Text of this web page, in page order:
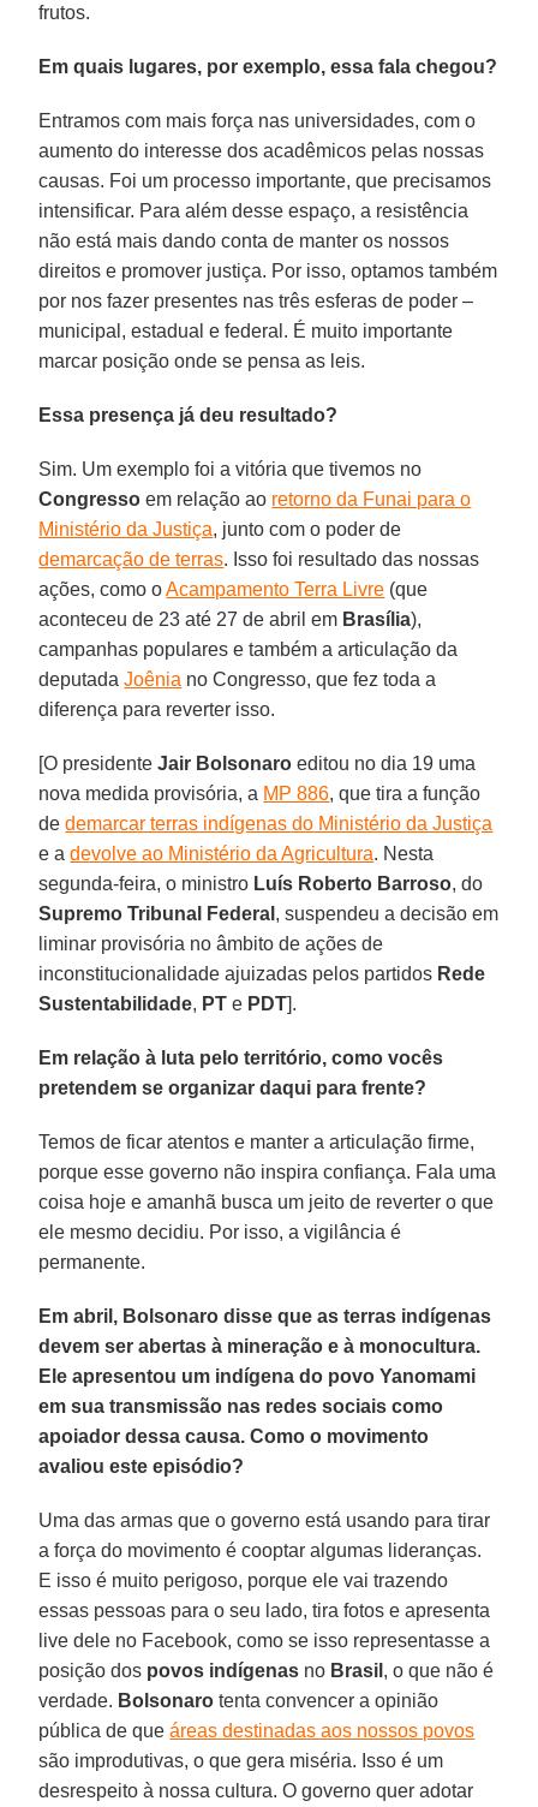
frutos.
Em quais lugares, por exemplo, essa fala chegou?
Entramos com mais força nas universidades, com o
aumento do interesse dos acadêmicos pelas nossas
causas. Foi um processo importante, que precisamos
intensificar. Para além desse espaço, a resistência
não está mais dando conta de manter os nossos
direitos e promover justiça. Por isso, optamos também
por nos fazer presentes nas três esferas de poder –
municipal, estadual e federal. É muito importante
marcar posição onde se pensa as leis.
Essa presença já deu resultado?
Sim. Um exemplo foi a vitória que tivemos no
Congresso em relação ao retorno da Funai para o
Ministério da Justiça, junto com o poder de
demarcação de terras. Isso foi resultado das nossas
ações, como oAcampamento Terra Livre (que
aconteceu de 23 até 27 de abril em Brasília),
campanhas populares e também a articulação da
deputadaJoênia no Congresso, que fez toda a
diferença para reverter isso.
[O presidenteJair Bolsonaro editou no dia 19 uma
nova medida provisória, a MP 886, que tira a função
dedemarcar terras indígenas do Ministério da Justiça
e adevolve ao Ministério da Agricultura. Nesta
segunda-feira, o ministro Luís Roberto Barroso, do
Supremo Tribunal Federal , suspendeu a decisão em
liminar provisória no âmbito de ações de
inconstitucionalidade ajuizadas pelos partidos Rede
Sustentabilidade, PT e PDT].
Em relação à luta pelo território, como vocês
pretendem se organizar daqui para frente?
Temos de ficar atentos e manter a articulação firme,
porque esse governo não inspira confiança. Fala uma
coisa hoje e amanhã busca um jeito de reverter o que
ele mesmo decidiu. Por isso, a vigilância é
permanente.
Em abril, Bolsonaro disse que as terras indígenas
devem ser abertas à mineração e à monocultura.
Ele apresentou um indígena do povo Yanomami
em sua transmissão nas redes sociais como
apoiador dessa causa. Como o movimento
avaliou este episódio?
Uma das armas que o governo está usando para tirar
a força do movimento é cooptar algumas lideranças.
E isso é muito perigoso, porque ele vai trazendo
essas pessoas para o seu lado, tira fotos e apresenta
live dele no Facebook, como se isso representasse a
posição dos povos indígenas no Brasil , o que não é
verdade. Bolsonaro tenta convencer a opinião
pública de queáreas destinadas aos nossos povos
são improdutivas, o que gera miséria. Isso é um
desrespeito à nossa cultura. O governo quer adotar